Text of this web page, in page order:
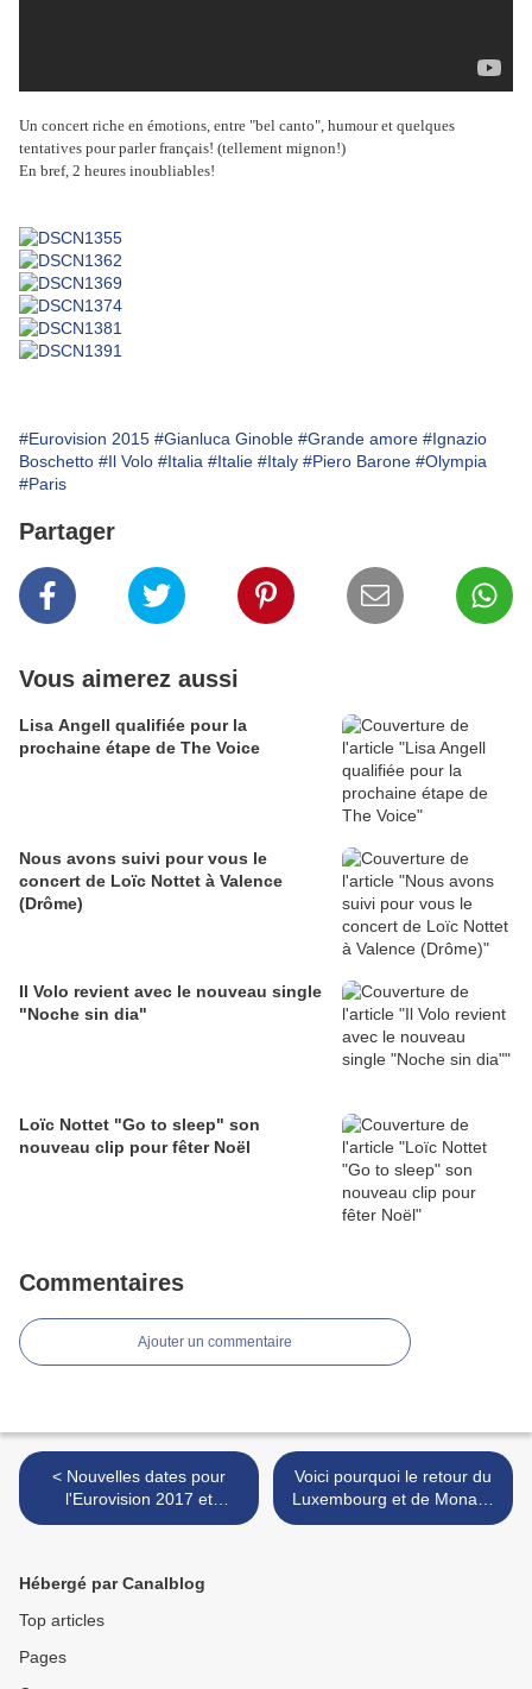
Un concert riche en émotions, entre "bel canto", humour et quelques
tentatives pour parler français! (tellement mignon!)
En bref, 2 heures inoubliables!
#Eurovision 2015 #Gianluca Ginoble #Grande amore #Ignazio
Boschetto #Il Volo #Italia #Italie #Italy #Piero Barone #Olympia
#Paris
Partager
Vous aimerez aussi
Lisa Angell qualifiée pour la
prochaine étape de The Voice
Nous avons suivi pour vous le
concert de Loïc Nottet à Valence
(Drôme)
Il Volo revient avec le nouveau single
"Noche sin dia"
Loïc Nottet "Go to sleep" son
nouveau clip pour fêter Noël
Commentaires
Ajouter un commentaire
< Nouvelles dates pour
l'Eurovision 2017 et
indication des critères de
Voici pourquoi le retour du
Luxembourg et de Monaco
est fort improbable >
Hébergé par Canalblog
Top articles
Pages